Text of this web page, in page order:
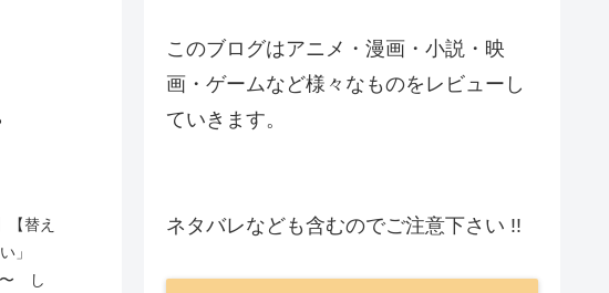
」
このブログはアニメ・漫画・小説・映
画・ゲームなど様々なものをレビューし
ていきます。
ネタバレなども含むのでご注意下さい !!